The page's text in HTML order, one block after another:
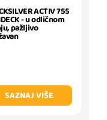
ACTIV 755
- u odličnom
pažljivo
SAZNAJ VIŠE